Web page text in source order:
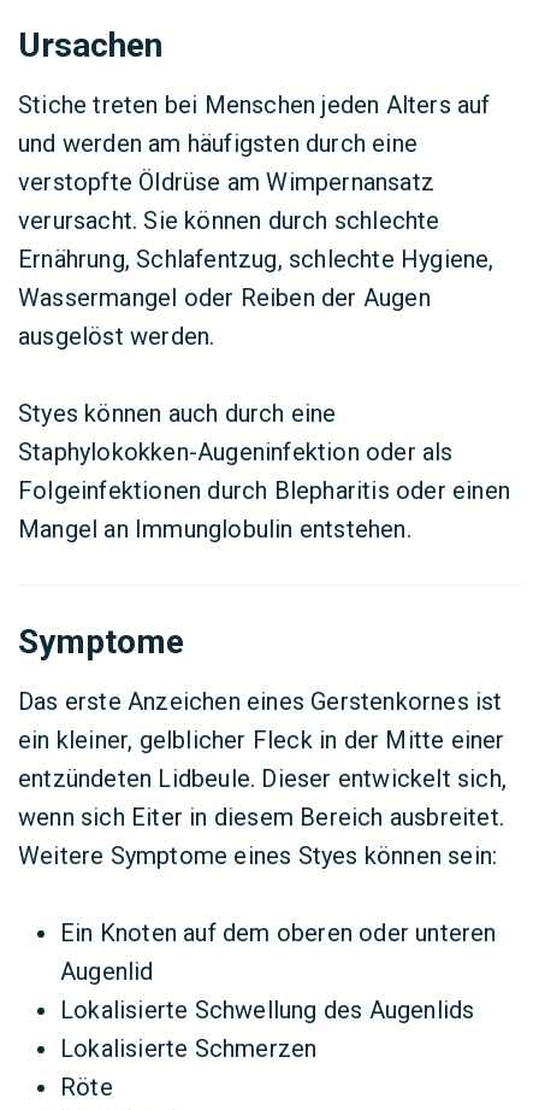
Ursachen
Stiche treten bei Menschen jeden Alters auf
und werden am häufigsten durch eine
verstopfte Öldrüse am Wimpernansatz
verursacht. Sie können durch schlechte
Ernährung, Schlafentzug, schlechte Hygiene,
Wassermangel oder Reiben der Augen
ausgelöst werden.
Styes können auch durch eine
Staphylokokken-Augeninfektion oder als
Folgeinfektionen durch Blepharitis oder einen
Mangel an Immunglobulin entstehen.
Symptome
Das erste Anzeichen eines Gerstenkornes ist
ein kleiner, gelblicher Fleck in der Mitte einer
entzündeten Lidbeule. Dieser entwickelt sich,
wenn sich Eiter in diesem Bereich ausbreitet.
Weitere Symptome eines Styes können sein:
Ein Knoten auf dem oberen oder unteren
Augenlid
Lokalisierte Schwellung des Augenlids
Lokalisierte Schmerzen
Röte